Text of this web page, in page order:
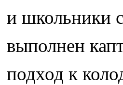
и школьники
выполнен
подход к